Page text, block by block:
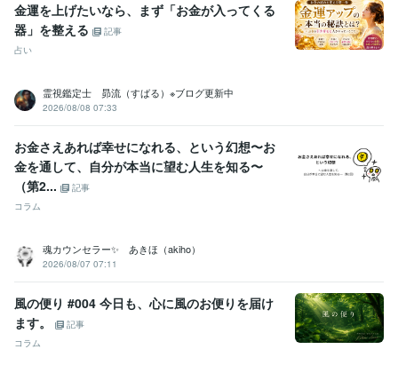
金運を上げたいなら、まず「お金が入ってくる
器」を整える
記事
占い
霊視鑑定士 昴流（すばる）※ブログ更新中
2026/08/08 07:33
お金さえあれば幸せになれる、という幻想〜お
金を通して、自分が本当に望む人生を知る〜
（第2...
記事
コラム
魂カウンセラー✨ あきほ（akiho）
2026/08/07 07:11
風の便り #004 今日も、心に風のお便りを届け
ます。
記事
コラム